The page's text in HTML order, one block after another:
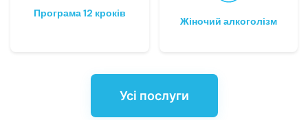
Програма 12 кроків
Жіночий алкоголізм
Усі послуги